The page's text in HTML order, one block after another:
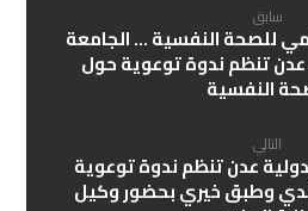
سابق
للصحة النفسية … الجامعة
– عدن تنظم ندوة توعوية حول
النفسية
التالي
عدن تنظم ندوة توعوية
وطبق خيري بحضور وكيل